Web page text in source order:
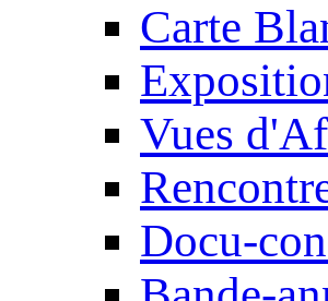
Carte
Vues
Docu-